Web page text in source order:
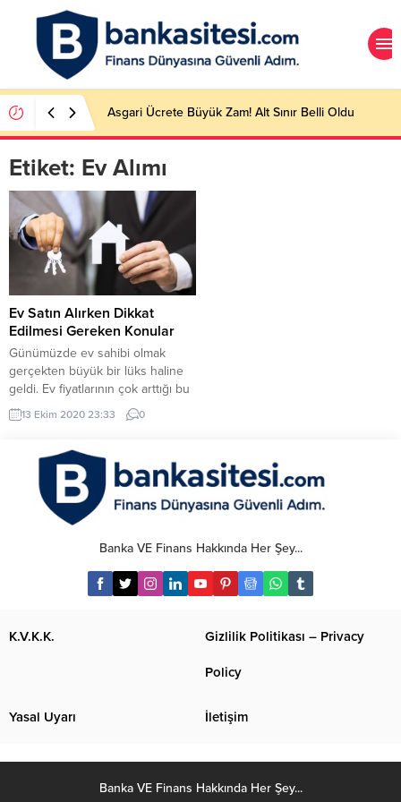
Asgari Ücrete Büyük Zam! Alt Sınır Belli Oldu
Etiket: Ev Alımı
Ev Satın Alırken Dikkat
Edilmesi Gereken Konular
Günümüzde ev sahibi olmak
gerçekten büyük bir lüks haline
geldi. Ev fiyatlarının çok arttığı bu
dönemde maddi durumu iyi
olanlar için ev almak çok da zor
kapalı hareket etmek yanlış. Ev
satın alırken dikkat edilmesi
gereken konular oldukça önemli.
Depreme Dayanıklı Evler Ülkemiz
13 Ekim 2020 23:33 0
Banka VE Finans Hakkında Her Şey...
K.V.K.K. Gizlilik Politikası – Privacy
Policy
Yasal Uyarı İletişim
Banka VE Finans Hakkında Her Şey...